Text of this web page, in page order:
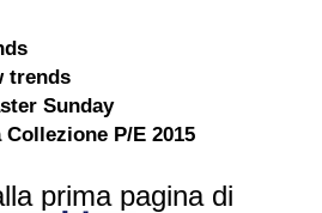
trends
Sunday
P/E 2015
prima pagina di